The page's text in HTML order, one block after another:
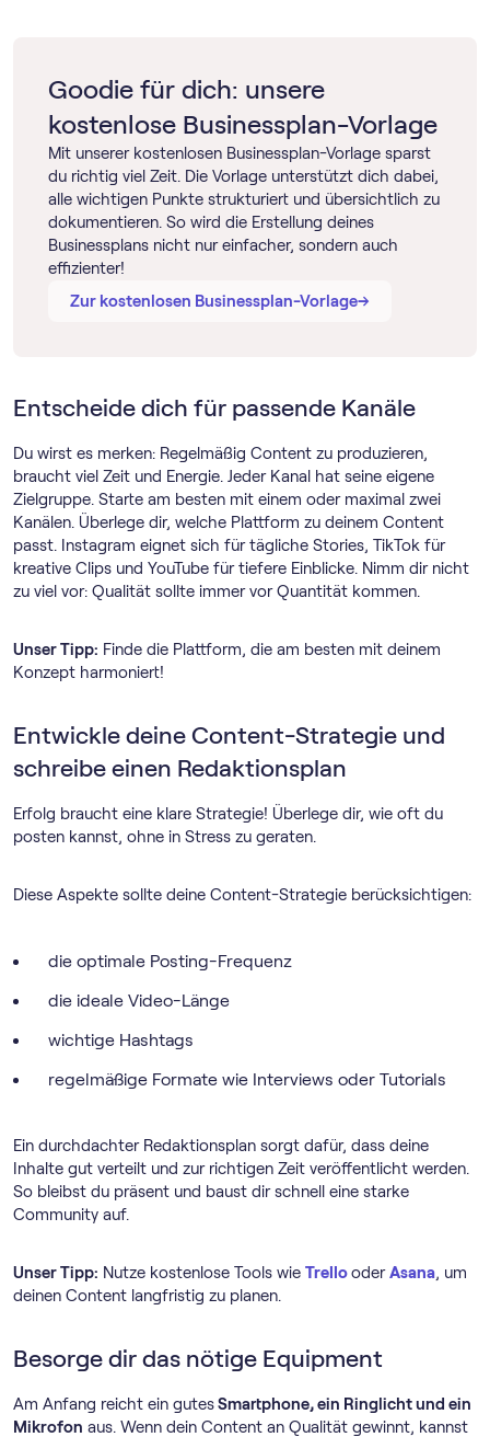
Goodie für dich: unsere
kostenlose Businessplan-Vorlage
Mit unserer kostenlosen Businessplan-Vorlage sparst
du richtig viel Zeit. Die Vorlage unterstützt dich dabei,
alle wichtigen Punkte strukturiert und übersichtlich zu
dokumentieren. So wird die Erstellung deines
Businessplans nicht nur einfacher, sondern auch
effizienter!
Zur kostenlosen Businessplan-Vorlage→
→
Entscheide dich für passende Kanäle
Du wirst es merken: Regelmäßig Content zu produzieren,
braucht viel Zeit und Energie. Jeder Kanal hat seine eigene
Zielgruppe. Starte am besten mit einem oder maximal zwei
Kanälen. Überlege dir, welche Plattform zu deinem Content
passt. Instagram eignet sich für tägliche Stories, TikTok für
kreative Clips und YouTube für tiefere Einblicke. Nimm dir nicht
zu viel vor: Qualität sollte immer vor Quantität kommen.
Unser Tipp: Finde die Plattform, die am besten mit deinem
Konzept harmoniert!
Entwickle deine Content-Strategie und
schreibe einen Redaktionsplan
Erfolg braucht eine klare Strategie! Überlege dir, wie oft du
posten kannst, ohne in Stress zu geraten.
Diese Aspekte sollte deine Content-Strategie berücksichtigen:
die optimale Posting-Frequenz
die ideale Video-Länge
wichtige Hashtags
regelmäßige Formate wie Interviews oder Tutorials
Ein durchdachter Redaktionsplan sorgt dafür, dass deine
Inhalte gut verteilt und zur richtigen Zeit veröffentlicht werden.
So bleibst du präsent und baust dir schnell eine starke
Community auf.
Unser Tipp: Nutze kostenlose Tools wie TrellooderAsana, um
deinen Content langfristig zu planen.
Besorge dir das nötige Equipment
Am Anfang reicht ein gutesSmartphone, ein Ringlicht und ein
Mikrofon aus. Wenn dein Content an Qualität gewinnt, kannst